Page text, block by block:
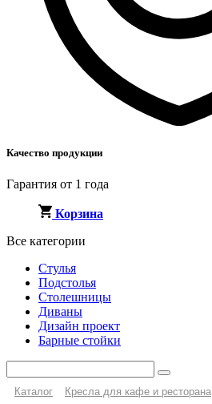
Качество продукции
Гарантия от 1 года
Корзина
Все категории
Стулья
Подстолья
Столешницы
Диваны
Дизайн проект
Барные стойки
Каталог
Кресла для кафе и ресторана